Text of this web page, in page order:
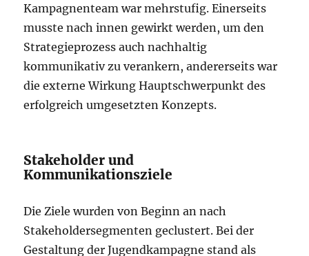
Kampagnenteam war mehrstufig. Einerseits
musste nach innen gewirkt werden, um den
Strategieprozess auch nachhaltig
kommunikativ zu verankern, andererseits war
die externe Wirkung Hauptschwerpunkt des
erfolgreich umgesetzten Konzepts.
Stakeholder und
Kommunikationsziele
Die Ziele wurden von Beginn an nach
Stakeholdersegmenten geclustert. Bei der
Gestaltung der Jugendkampagne stand als